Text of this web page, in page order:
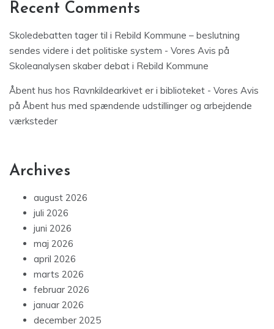
Recent Comments
Skoledebatten tager til i Rebild Kommune – beslutning
sendes videre i det politiske system - Vores Avis på
Skoleanalysen skaber debat i Rebild Kommune
Åbent hus hos Ravnkildearkivet er i biblioteket - Vores Avis
på Åbent hus med spændende udstillinger og arbejdende
værksteder
Archives
august 2026
juli 2026
juni 2026
maj 2026
april 2026
marts 2026
februar 2026
januar 2026
december 2025